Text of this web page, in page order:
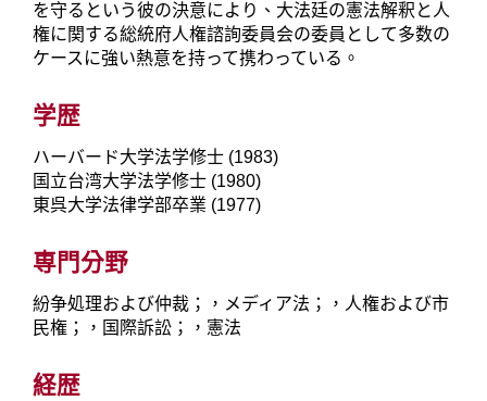
を守るという彼の決意により、大法廷の憲法解釈と人
権に関する総統府人権諮詢委員会の委員として多数の
ケースに強い熱意を持って携わっている。
学歴
ハーバード大学法学修士 (1983)
国立台湾大学法学修士 (1980)
東呉大学法律学部卒業 (1977)
専門分野
紛争処理および仲裁；，メディア法；，人権および市
民権；，国際訴訟；，憲法
経歴